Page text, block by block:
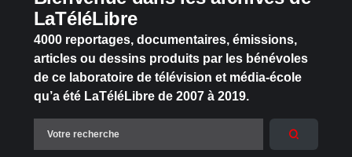
LaTéléLibre
4000 reportages, documentaires, émissions,
articles ou dessins produits par les bénévoles
de ce laboratoire de télévision et média-école
qu’a été LaTéléLibre de 2007 à 2019.